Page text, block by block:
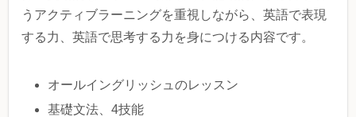
うアクティブラーニングを重視しながら、英語で表現
する力、英語で思考する力を身につける内容です。
オールイングリッシュのレッスン
基礎文法、4技能